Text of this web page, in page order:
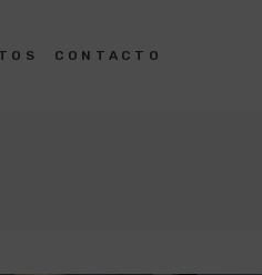
CONTACTO